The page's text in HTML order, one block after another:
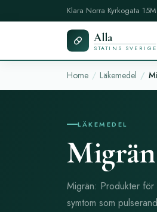
Klara Norra Kyrkogata 15
Alla
STATINS SVERIGE
Home Läkemedel
LÄKEMEDEL
Migrän
Migrän: Produkter
symtom som